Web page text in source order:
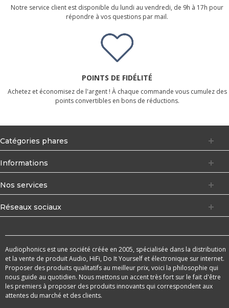
Notre service client est disponible du lundi au vendredi, de 9h à 17h pour
répondre à vos questions par mail.
POINTS DE FIDÉLITÉ
Achetez et économisez de l'argent ! À chaque commande vous cumulez des
points convertibles en bons de réductions.
Catégories phares
Informations
Nos services
Réseaux sociaux
Audiophonics est une société créée en 2005, spécialisée dans la distribution
et la vente de produit Audio, HiFi, Do It Yourself et électronique sur internet.
Proposer des produits qualitatifs au meilleur prix, voici la philosophie qui
nous guide au quotidien. Nous mettons un accent très fort sur le fait d'être
les premiers à proposer des produits innovants qui correspondent aux
attentes du marché et des clients.